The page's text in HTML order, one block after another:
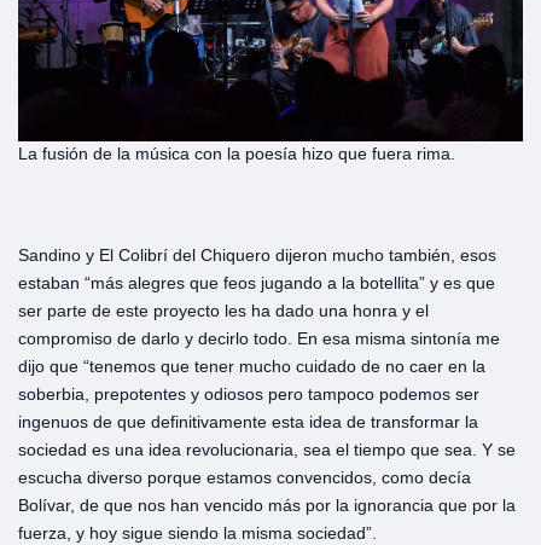
La fusión de la música con la poesía hizo que fuera rima.
Sandino y El Colibrí del Chiquero dijeron mucho también, esos
estaban “más alegres que feos jugando a la botellita” y es que
ser parte de este proyecto les ha dado una honra y el
compromiso de darlo y decirlo todo. En esa misma sintonía me
dijo que “tenemos que tener mucho cuidado de no caer en la
soberbia, prepotentes y odiosos pero tampoco podemos ser
ingenuos de que definitivamente esta idea de transformar la
sociedad es una idea revolucionaria, sea el tiempo que sea. Y se
escucha diverso porque estamos convencidos, como decía
Bolívar, de que nos han vencido más por la ignorancia que por la
fuerza, y hoy sigue siendo la misma sociedad”.